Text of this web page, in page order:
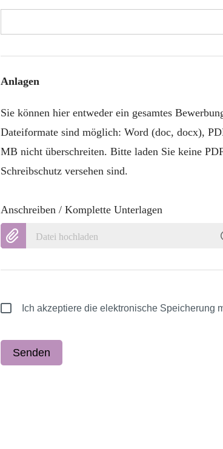
Anlagen
Sie können hier entweder ein gesamtes
Dateiformate sind möglich: Word (doc, docx),
MB nicht überschreiten. Bitte laden Sie keine
Schreibschutz versehen sind.
Anschreiben / Komplette Unterlagen
Datei hochladen
Ich akzeptiere die elektronische Speicherung
Senden